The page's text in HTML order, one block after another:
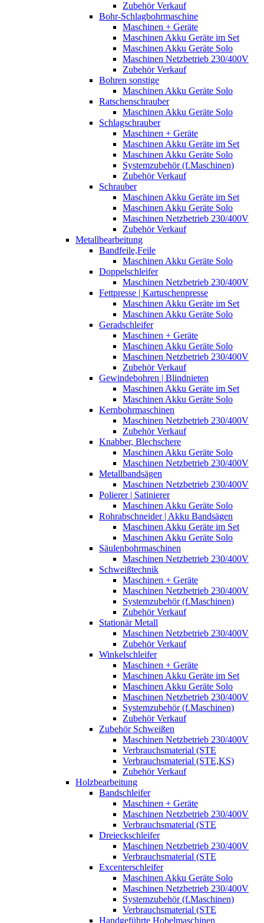
Zubehör Verkauf
Bohr-Schlagbohrmaschine
Maschinen + Geräte
Maschinen Akku Geräte im Set
Maschinen Akku Geräte Solo
Maschinen Netzbetrieb 230/400V
Zubehör Verkauf
Bohren sonstige
Maschinen Akku Geräte Solo
Ratschenschrauber
Maschinen Akku Geräte Solo
Schlagschrauber
Maschinen + Geräte
Maschinen Akku Geräte im Set
Maschinen Akku Geräte Solo
Systemzubehör (f.Maschinen)
Zubehör Verkauf
Schrauber
Maschinen Akku Geräte im Set
Maschinen Akku Geräte Solo
Maschinen Netzbetrieb 230/400V
Zubehör Verkauf
Metallbearbeitung
Bandfeile,Feile
Maschinen Akku Geräte Solo
Doppelschleifer
Maschinen Netzbetrieb 230/400V
Fettpresse | Kartuschenpresse
Maschinen Akku Geräte im Set
Maschinen Akku Geräte Solo
Geradschleifer
Maschinen + Geräte
Maschinen Akku Geräte Solo
Maschinen Netzbetrieb 230/400V
Zubehör Verkauf
Gewindebohren | Blindnieten
Maschinen Akku Geräte im Set
Maschinen Akku Geräte Solo
Kernbohrmaschinen
Maschinen Netzbetrieb 230/400V
Zubehör Verkauf
Knabber, Blechschere
Maschinen Akku Geräte Solo
Maschinen Netzbetrieb 230/400V
Metallbandsägen
Maschinen Netzbetrieb 230/400V
Polierer | Satinierer
Maschinen Akku Geräte Solo
Rohrabschneider | Akku Bandsägen
Maschinen Akku Geräte im Set
Maschinen Akku Geräte Solo
Säulenbohrmaschinen
Maschinen Netzbetrieb 230/400V
Schweißtechnik
Maschinen + Geräte
Maschinen Netzbetrieb 230/400V
Systemzubehör (f.Maschinen)
Zubehör Verkauf
Stationär Metall
Maschinen Netzbetrieb 230/400V
Zubehör Verkauf
Winkelschleifer
Maschinen + Geräte
Maschinen Akku Geräte im Set
Maschinen Akku Geräte Solo
Maschinen Netzbetrieb 230/400V
Systemzubehör (f.Maschinen)
Zubehör Verkauf
Zubehör Schweißen
Maschinen Netzbetrieb 230/400V
Verbrauchsmaterial (STE
Verbrauchsmaterial (STE,KS)
Zubehör Verkauf
Holzbearbeitung
Bandschleifer
Maschinen + Geräte
Maschinen Netzbetrieb 230/400V
Verbrauchsmaterial (STE
Dreieckschleifer
Maschinen Netzbetrieb 230/400V
Verbrauchsmaterial (STE
Excenterschleifer
Maschinen Akku Geräte Solo
Maschinen Netzbetrieb 230/400V
Systemzubehör (f.Maschinen)
Verbrauchsmaterial (STE
Handgeführte Hobelmaschinen